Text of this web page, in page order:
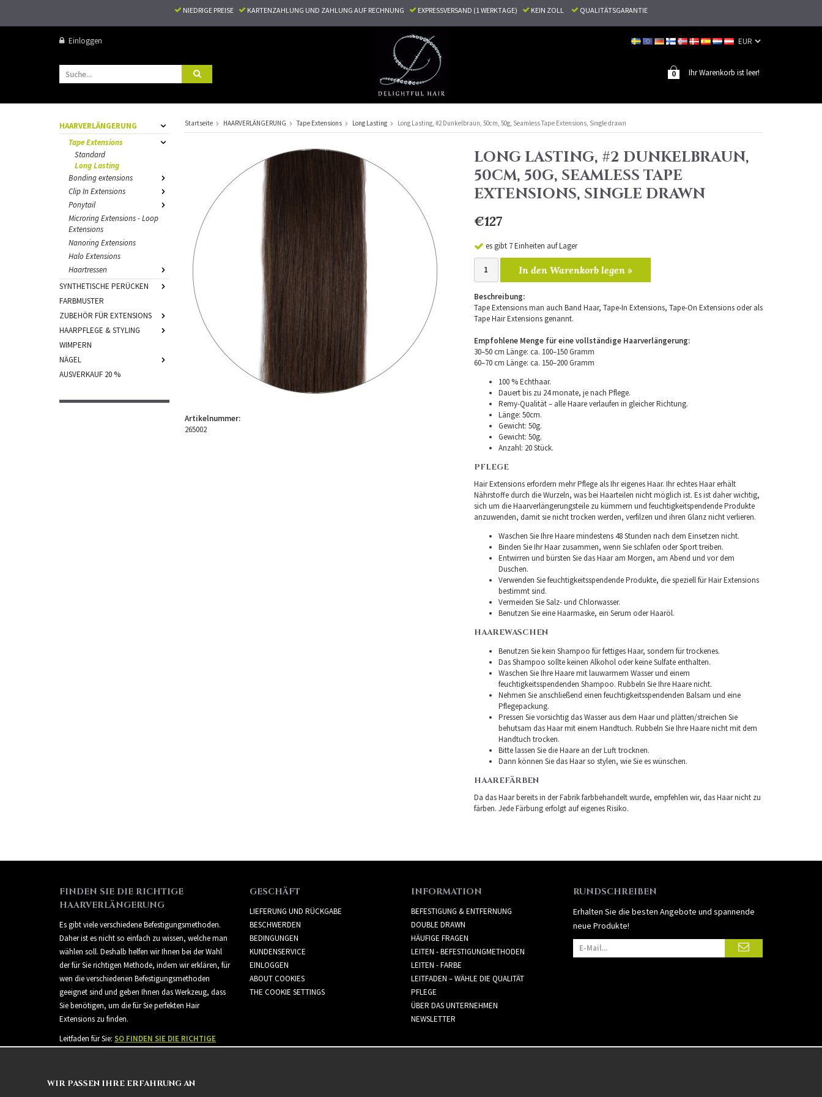
NIEDRIGE PREISE KARTENZAHLUNG UND ZAHLUNG AUF RECHNUNG EXPRESSVERSAND (1 WERKTAGE) KEIN ZOLL QUALITÄTSGARANTIE
Einloggen
Ihr Warenkorb ist leer!
0
HAARVERLÄNGERUNG
Tape Extensions
Standard
Long Lasting
Bonding extensions
Clip In Extensions
Ponytail
Microring Extensions - Loop
Extensions
Nanoring Extensions
Halo Extensions
Haartressen
SYNTHETISCHE PERÜCKEN
FARBMUSTER
ZUBEHÖR FÜR EXTENSIONS
HAARPFLEGE & STYLING
WIMPERN
NÄGEL
AUSVERKAUF 20 %
Startseite HAARVERLÄNGERUNG Tape Extensions Long Lasting Long Lasting, #2 Dunkelbraun, 50cm, 50g, Seamless Tape Extensions, Single drawn
LONG LASTING, #2 DUNKELBRAUN,
50CM, 50G, SEAMLESS TAPE
EXTENSIONS, SINGLE DRAWN
€127
es gibt 7 Einheiten auf Lager
In den Warenkorb legen »
Beschreibung:
Tape Extensions man auch Band Haar, Tape-In Extensions, Tape-On Extensions oder als
Tape Hair Extensions genannt.
Empfohlene Menge für eine vollständige Haarverlängerung:
30–50 cm Länge: ca. 100–150 Gramm
60–70 cm Länge: ca. 150–200 Gramm
100 % Echthaar.
Dauert bis zu 24 monate, je nach Pflege.
Remy-Qualität – alle Haare verlaufen in gleicher Richtung.
Länge: 50cm.
Gewicht: 50g.
Gewicht: 50g.
Anzahl: 20 Stück.
PFLEGE
Hair Extensions erfordern mehr Pflege als Ihr eigenes Haar. Ihr echtes Haar erhält
Nährstoffe durch die Wurzeln, was bei Haarteilen nicht möglich ist. Es ist daher wichtig,
sich um die Haarverlängerungsteile zu kümmern und feuchtigkeitspendende Produkte
anzuwenden, damit sie nicht trocken werden, verfilzen und ihren Glanz nicht verlieren.
Waschen Sie Ihre Haare mindestens 48 Stunden nach dem Einsetzen nicht.
Binden Sie Ihr Haar zusammen, wenn Sie schlafen oder Sport treiben.
Entwirren und bürsten Sie das Haar am Morgen, am Abend und vor dem
Duschen.
Verwenden Sie feuchtigkeitsspendende Produkte, die speziell für Hair Extensions
bestimmt sind.
Vermeiden Sie Salz- und Chlorwasser.
Benutzen Sie eine Haarmaske, ein Serum oder Haaröl.
HAAREWASCHEN
Benutzen Sie kein Shampoo für fettiges Haar, sondern für trockenes.
Das Shampoo sollte keinen Alkohol oder keine Sulfate enthalten.
Waschen Sie Ihre Haare mit lauwarmem Wasser und einem
feuchtigkeitsspendenden Shampoo. Rubbeln Sie Ihre Haare nicht.
Nehmen Sie anschließend einen feuchtigkeitsspendenden Balsam und eine
Pflegepackung.
Pressen Sie vorsichtig das Wasser aus dem Haar und plätten/streichen Sie
behutsam das Haar mit einem Handtuch. Rubbeln Sie Ihre Haare nicht mit dem
Handtuch trocken.
Bitte lassen Sie die Haare an der Luft trocknen.
Dann können Sie das Haar so stylen, wie Sie es wünschen.
HAAREFÄRBEN
Da das Haar bereits in der Fabrik farbbehandelt wurde, empfehlen wir, das Haar nicht zu
färben. Jede Färbung erfolgt auf eigenes Risiko.
Artikelnummer:
265002
FINDEN SIE DIE RICHTIGE
HAARVERLÄNGERUNG
Es gibt viele verschiedene Befestigungsmethoden.
Daher ist es nicht so einfach zu wissen, welche man
wählen soll. Deshalb helfen wir Ihnen bei der Wahl
der für Sie richtigen Methode, indem wir erklären, für
wen die verschiedenen Befestigungsmethoden
geeignet sind und geben Ihnen das Werkzeug, dass
Sie benötigen, um die für Sie perfekten Hair
Extensions zu finden.
Leitfaden für Sie: SO FINDEN SIE DIE RICHTIGE
GESCHÄFT
LIEFERUNG UND RÜCKGABE
BESCHWERDEN
BEDINGUNGEN
KUNDENSERVICE
EINLOGGEN
ABOUT COOKIES
THE COOKIE SETTINGS
INFORMATION
BEFESTIGUNG & ENTFERNUNG
DOUBLE DRAWN
HÄUFIGE FRAGEN
LEITEN - BEFESTIGUNGMETHODEN
LEITEN - FARBE
LEITFADEN – WÄHLE DIE QUALITÄT
PFLEGE
ÜBER DAS UNTERNEHMEN
NEWSLETTER
RUNDSCHREIBEN
Erhalten Sie die besten Angebote und spannende
neue Produkte!
WIR PASSEN IHRE ERFAHRUNG AN